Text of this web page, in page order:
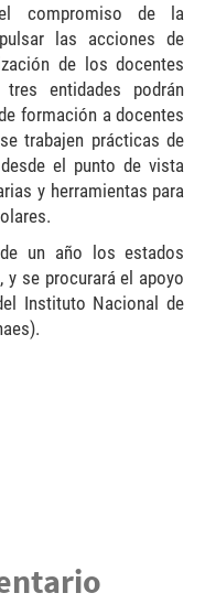
compromiso de la
las acciones de
de los docentes
entidades podrán
formación a docentes
trabajen prácticas de
el punto de vista
y herramientas para
un año los estados
y se procurará el apoyo
Instituto Nacional de